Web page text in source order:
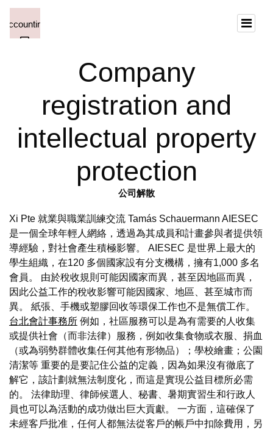
Company
registration and
intellectual property
protection
公司解散
Xi Pte 就業與職業訓練交流 Tamás Schauermann AIESEC
是一個全球年輕人網絡，透過為其成員和計畫參與者提供領
導經驗，對社會產生積極影響。 AIESEC 是世界上最大的
學生組織，在120 多個國家設有分支機構，擁有1,000 多名
會員。 由於稅收規則可能因國家而異，甚至因地區而異，
因此公益工作的稅收影響可能因國家、地區、甚至城市而
異。 紙張、手機或塑膠回收等環保工作也不是無償工作。
台北會計事務所 例如，社區服務可以是為有需要的人收集
或提供社會（而非法律）服務，例如收集食物或衣服、捐血
（或為弱勢群體收集任何其他有形物品）；學校繪畫；公園
清潔等 重要的是要記住公益的定義，因為如果沒有徹底了
解它，該計劃就無法制度化，而這是實現公益目標所必需
的。 法律助理、律師候選人、秘書、暑期實習生和行政人
員也可以為活動的成功做出巨大貢獻。 一方面，這確保了
未經客戶批准，任何人都無法從客戶的帳戶中扣除費用，另